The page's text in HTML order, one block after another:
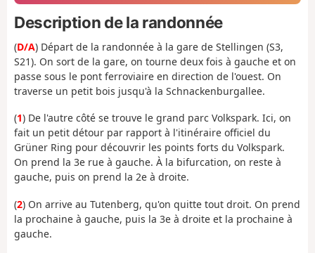
Description de la randonnée
(D/A) Départ de la randonnée à la gare de Stellingen (S3,
S21). On sort de la gare, on tourne deux fois à gauche et on
passe sous le pont ferroviaire en direction de l'ouest. On
traverse un petit bois jusqu'à la Schnackenburgallee.
(1) De l'autre côté se trouve le grand parc Volkspark. Ici, on
fait un petit détour par rapport à l'itinéraire officiel du
Grüner Ring pour découvrir les points forts du Volkspark.
On prend la 3e rue à gauche. À la bifurcation, on reste à
gauche, puis on prend la 2e à droite.
(2) On arrive au Tutenberg, qu'on quitte tout droit. On prend
la prochaine à gauche, puis la 3e à droite et la prochaine à
gauche.